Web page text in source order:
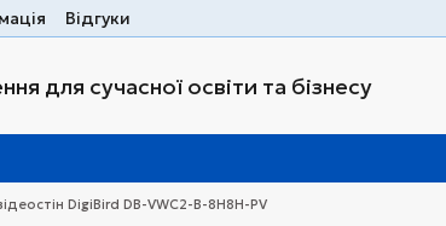
Відгуки
для сучасної освіти та бізнесу
DigiBird DB-VWC2-B-8H8H-PV